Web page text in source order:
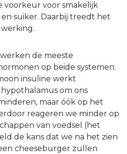
voorkeur voor smakelijk
suiker. Daarbij treedt het
werking.
de meeste
op beide systemen.
insuline werkt
om ons
maar óók op het
reageren we minder op
van voedsel (het
de kans dat we na het zien
cheeseburger zullen